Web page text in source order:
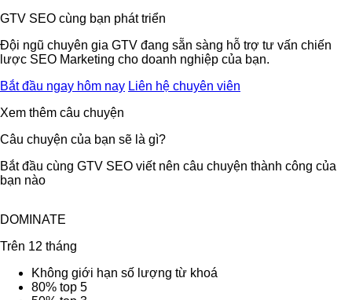
GTV SEO cùng bạn phát triển
Đội ngũ chuyên gia GTV đang sẵn sàng hỗ trợ tư vấn chiến
lược SEO Marketing cho doanh nghiệp của bạn.
Bắt đầu ngay hôm nay Liên hệ chuyên viên
Xem thêm câu chuyện
Câu chuyện của bạn sẽ là gì?
Bắt đầu cùng GTV SEO viết nên câu chuyện thành công của
bạn nào
DOMINATE
Trên 12 tháng
Không giới hạn số lượng từ khoá
80% top 5